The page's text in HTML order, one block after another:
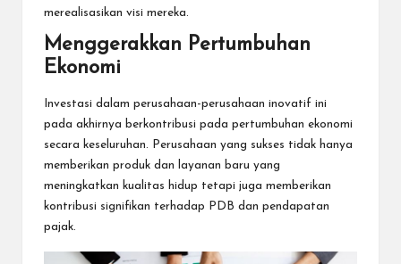
merealisasikan visi mereka.
Menggerakkan Pertumbuhan
Ekonomi
Investasi dalam perusahaan-perusahaan inovatif ini
pada akhirnya berkontribusi pada pertumbuhan ekonomi
secara keseluruhan. Perusahaan yang sukses tidak hanya
memberikan produk dan layanan baru yang
meningkatkan kualitas hidup tetapi juga memberikan
kontribusi signifikan terhadap PDB dan pendapatan
pajak.